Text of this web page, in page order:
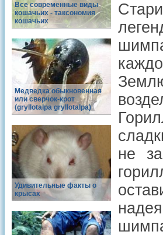
Все современные виды
кошачьих - таксономия
кошачьих
Медведка обыкновенная
или сверчок-крот
(gryllotalpa gryllotalpa)
Удивительные факты о
крысах
не